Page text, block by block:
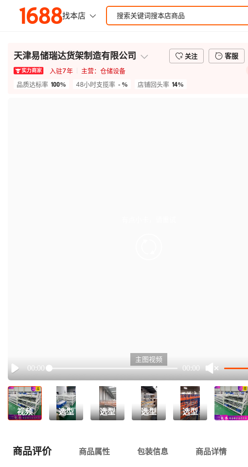
天津易储瑞达货架制造有限公司 关注 客服
入驻7年 主营：仓储设备
品质达标率 100% 48小时支揽率 - % 店铺回头率 14%
Play
00:00 00:00
主图视频
视频 选型 选型 选型 选型
商品评价 商品属性 包装信息 商品详情